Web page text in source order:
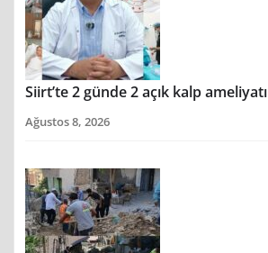
Siirt’te 2 günde 2 açık kalp ameliyatı
Ağustos 8, 2026